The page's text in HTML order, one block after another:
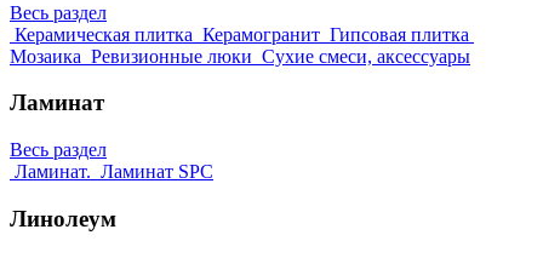
Весь раздел
Керамическая плитка Керамогранит Гипсовая плитка
Мозаика Ревизионные люки Сухие смеси, аксессуары
Ламинат
Весь раздел
Ламинат. Ламинат SPC
Линолеум